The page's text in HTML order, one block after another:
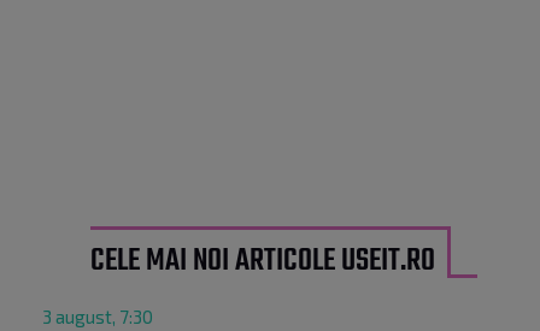
CELE MAI NOI ARTICOLE USEIT.RO
3 august, 7:30